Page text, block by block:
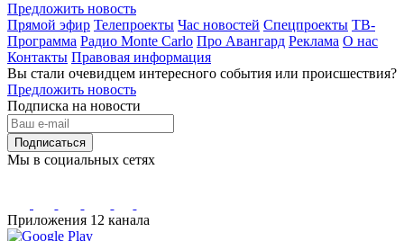
Предложить новость
Прямой эфир Телепроекты Час новостей Спецпроекты ТВ-
Программа Радио Monte Carlo Про Авангард Реклама О нас
Контакты Правовая информация
Вы стали очевидцем интересного события или происшествия?
Предложить новость
Подписка на новости
Подписаться
Мы в социальных сетях
Приложения 12 канала